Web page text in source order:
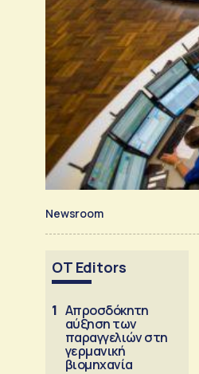
Newsroom
OT Editors
1 Απροσδόκητη
αύξηση των
παραγγελιών στη
γερμανική
βιομηχανία